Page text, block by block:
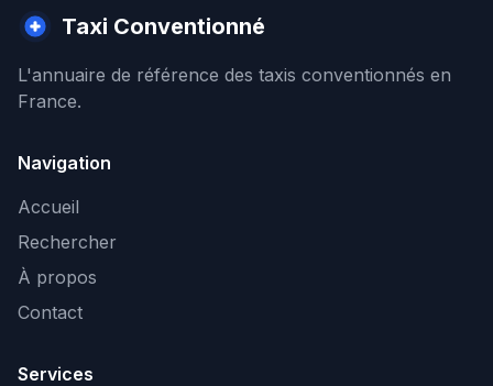
Taxi Conventionné
L'annuaire de référence des taxis conventionnés en
France.
Navigation
Accueil
Rechercher
À propos
Contact
Services